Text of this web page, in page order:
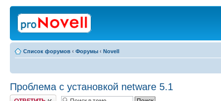
Список форумов ‹ Форумы ‹ Novell
Проблема с установкой netware 5.1
Ответить